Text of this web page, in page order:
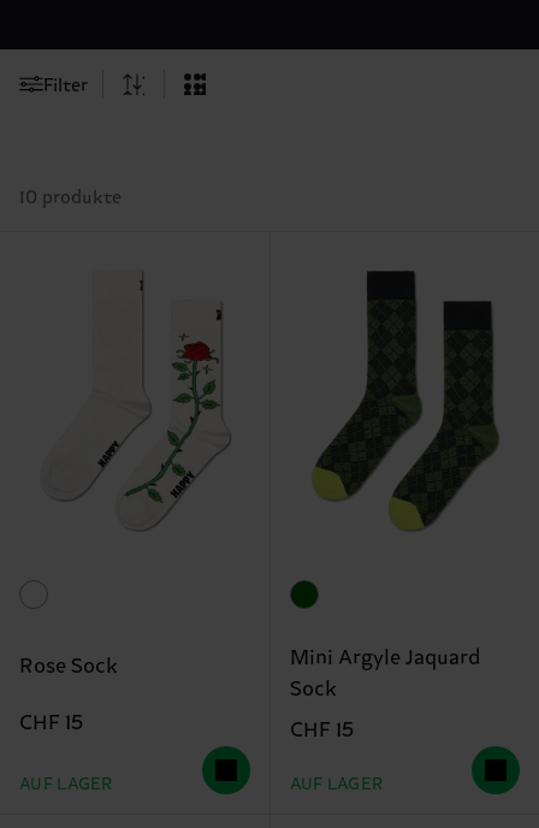
Filter
10 produkte
Rose Sock
CHF 15
AUF LAGER
Mini Argyle Jaquard
Sock
CHF 15
AUF LAGER